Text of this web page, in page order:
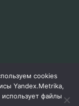
cookies
Yandex.Metrika,
файлы